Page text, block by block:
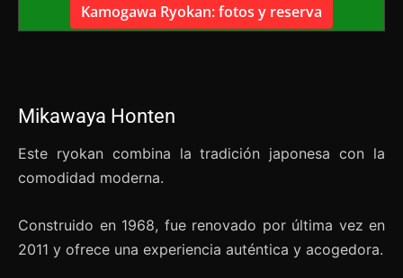
Kamogawa Ryokan: fotos y reserva
Mikawaya Honten
Este ryokan combina la tradición japonesa con la
comodidad moderna.
Construido en 1968, fue renovado por última vez en
2011 y ofrece una experiencia auténtica y acogedora.